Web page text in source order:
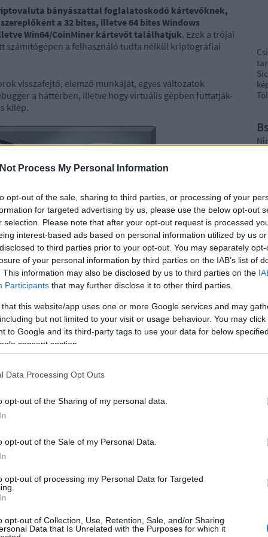
Process My Personal Information
opt-out of the sale, sharing to third parties, or processing of your
for targeted advertising by us, please use the below opt-out
selection. Please note that after your opt-out request is processed
interest-based ads based on personal information utilized by us
to third parties prior to your opt-out. You may separately
of your personal information by third parties on the IAB’s list of
This information may also be disclosed by us to third parties on the
Participants that may further disclose it to other third parties.
that this website/app uses one or more Google services and may
but not limited to your visit or usage behaviour. You may
to Google and its third-party tags to use your data for below
consent section.
Data Processing Opt Outs
opt-out of the Sharing of my personal data.
opt-out of the Sale of my Personal Data.
opt-out of processing my Personal Data for Targeted
opt-out of Collection, Use, Retention, Sale, and/or Sharing
Data that Is Unrelated with the Purposes for which it
bányászattal foglalatoskodó kártevőknek,
a 32 bites, illetve 64 bites Windows
Win64/CoinMiner kártevőt találhatjuk. Ezek a trójai
számítógépen a felhasználó tudta nélkül kriptográfiai
visszafejtő, elemző munkáját, egyes változatok
a háttérben, illetve hogy virtuális gépben futtatják-
kilép.
amely adware nevéhez híven kéretlen
oldalakba ágyazódik be észrevétlenül.
az előkelő második helyezést mondhatja
segédprogrammal tömörített állomány, amely telepítése
jelenít meg a fertőzött gép böngészőjében.
keresztül a háttérben további kártékony JavaScript